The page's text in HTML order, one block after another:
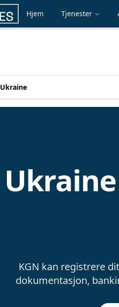
Hjem Tjenester
Ukraine
KGN kan registrere
dokumentasjon,